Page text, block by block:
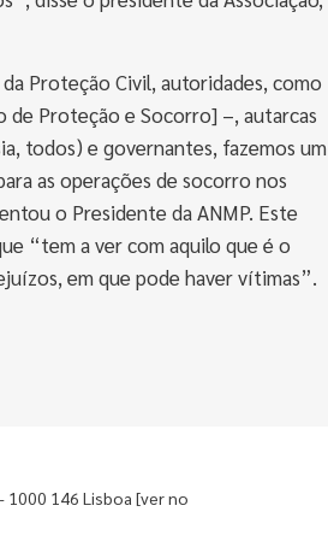
Proteção Civil, autoridades, como
de Proteção e Socorro] –, autarcas
todos) e governantes, fazemos um
as operações de socorro nos
o Presidente da ANMP. Este
“tem a ver com aquilo que é o
em que pode haver vítimas”.
1000 146 Lisboa [ver no